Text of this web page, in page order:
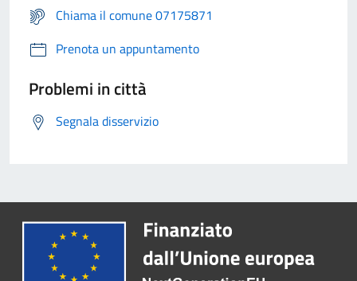
Chiama il comune 07175871
Prenota un appuntamento
Problemi in città
Segnala disservizio